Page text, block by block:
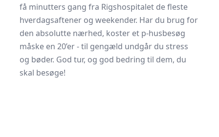
få minutters gang fra Rigshospitalet de fleste
hverdagsaftener og weekender. Har du brug for
den absolutte nærhed, koster et p-husbesøg
måske en 20’er - til gengæld undgår du stress
og bøder. God tur, og god bedring til dem, du
skal besøge!